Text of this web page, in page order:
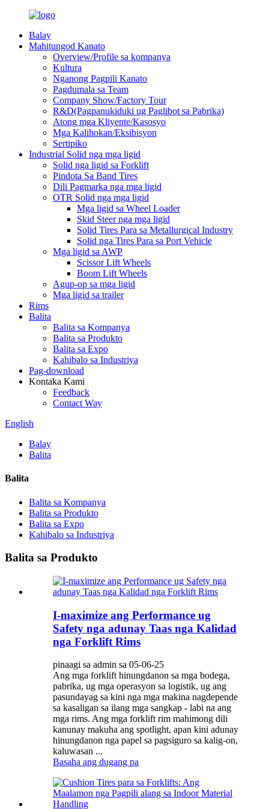
Balay
Mahitungod Kanato
Overview/Profile sa kompanya
Kultura
Nganong Pagpili Kanato
Pagdumala sa Team
Company Show/Factory Tour
R&D(Pagpanukiduki ug Paglibot sa Pabrika)
Atong mga Kliyente/Kasosyo
Mga Kalihokan/Eksibisyon
Sertipiko
Industrial Solid nga mga ligid
Solid nga ligid sa Forklift
Pindota Sa Band Tires
Dili Pagmarka nga mga ligid
OTR Solid nga mga ligid
Mga ligid sa Wheel Loader
Skid Steer nga mga ligid
Solid Tires Para sa Metallurgical Industry
Solid nga Tires Para sa Port Vehicle
Mga ligid sa AWP
Scissor Lift Wheels
Boom Lift Wheels
Agup-op sa mga ligid
Mga ligid sa trailer
Rims
Balita
Balita sa Kompanya
Balita sa Produkto
Balita sa Expo
Kahibalo sa Industriya
Pag-download
Kontaka Kami
Feedback
Contact Way
English
Balay
Balita
Balita
Balita sa Kompanya
Balita sa Produkto
Balita sa Expo
Kahibalo sa Industriya
Balita sa Produkto
I-maximize ang Performance ug
Safety nga adunay Taas nga Kalidad
nga Forklift Rims
pinaagi sa admin sa 05-06-25
Ang mga forklift hinungdanon sa mga bodega,
pabrika, ug mga operasyon sa logistik, ug ang
pasundayag sa kini nga mga makina nagdepende
sa kasaligan sa ilang mga sangkap - labi na ang
mga rims. Ang mga forklift rim mahimong dili
kanunay makuha ang spotlight, apan kini adunay
hinungdanon nga papel sa pagsiguro sa kalig-on,
kaluwasan ...
Basaha ang dugang pa